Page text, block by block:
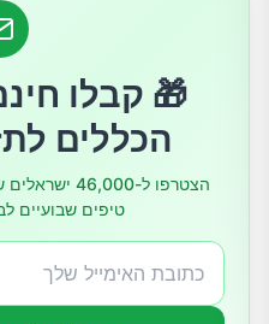
4. מחלות מטבוליות והורמונליות
6. בעיות נוירולוגיות
8. דום נשימה בשינה
הכללים
הצטרפו ל-
טיפים שבועיים